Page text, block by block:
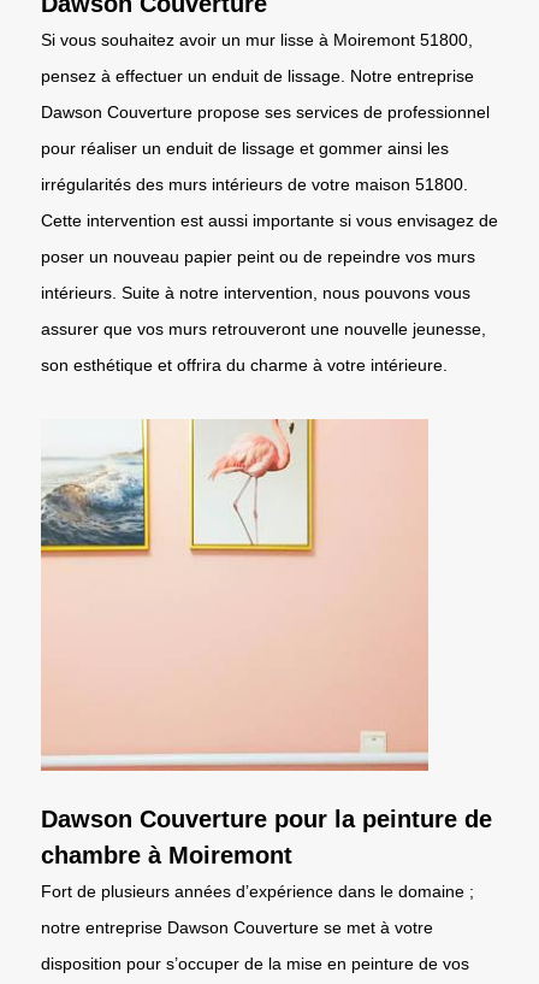
Si vous souhaitez avoir un mur lisse à Moiremont 51800,
pensez à effectuer un enduit de lissage. Notre entreprise
Dawson Couverture propose ses services de professionnel
pour réaliser un enduit de lissage et gommer ainsi les
irrégularités des murs intérieurs de votre maison 51800.
Cette intervention est aussi importante si vous envisagez de
poser un nouveau papier peint ou de repeindre vos murs
intérieurs. Suite à notre intervention, nous pouvons vous
assurer que vos murs retrouveront une nouvelle jeunesse,
son esthétique et offrira du charme à votre intérieure.
Dawson Couverture pour la peinture de
chambre à Moiremont
Fort de plusieurs années d’expérience dans le domaine ;
notre entreprise Dawson Couverture se met à votre
disposition pour s’occuper de la mise en peinture de vos